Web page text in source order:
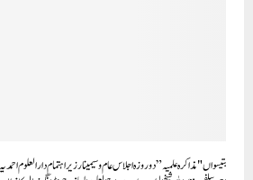
بتیسواں "مذاکرہ علمیہ” دو روزہ اجلاس عام و سیمینار زیر اہتمام دارالعلوم